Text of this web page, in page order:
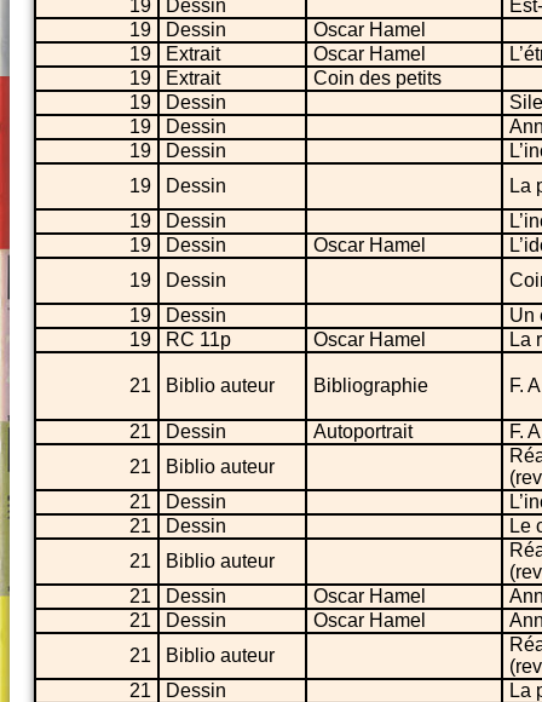
19
Dessin
19
Dessin
Oscar Hamel
19
Extrait Oscar Hamel
19
Extrait
Coin des petits
19
Dessin
19
Dessin
19
Dessin
19
Dessin
La
19
Dessin
19
Dessin Oscar Hamel
19
Dessin
19
Dessin
Un
19
RC 11p Oscar Hamel La
21 Biblio auteur Bibliographie F.
21 Dessin Autoportrait
F.
21
Biblio auteur
21
Dessin
21
Dessin
Le
21
Biblio auteur
21
Dessin Oscar Hamel
21
Dessin Oscar Hamel
21
Biblio auteur
21
Dessin
La